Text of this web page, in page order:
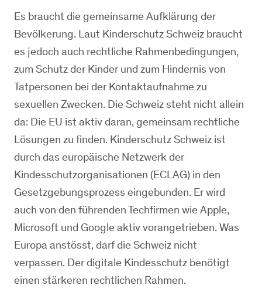
Es braucht die gemeinsame Aufklärung der
Bevölkerung. Laut Kinderschutz Schweiz braucht
es jedoch auch rechtliche Rahmenbedingungen,
zum Schutz der Kinder und zum Hindernis von
Tatpersonen bei der Kontaktaufnahme zu
sexuellen Zwecken. Die Schweiz steht nicht allein
da: Die EU ist aktiv daran, gemeinsam rechtliche
Lösungen zu finden. Kinderschutz Schweiz ist
durch das europäische Netzwerk der
Kindesschutzorganisationen (ECLAG) in den
Gesetzgebungsprozess eingebunden. Er wird
auch von den führenden Techfirmen wie Apple,
Microsoft und Google aktiv vorangetrieben. Was
Europa anstösst, darf die Schweiz nicht
verpassen. Der digitale Kindesschutz benötigt
einen stärkeren rechtlichen Rahmen.